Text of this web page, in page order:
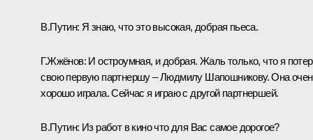
В.Путин: Я знаю, что это высокая, добрая пьеса.
Г.Жжёнов: И остроумная, и добрая. Жаль только, что я
свою первую партнершу – Людмилу Шапошникову. Она
хорошо играла. Сейчас я играю с другой партнершей.
В.Путин: Из работ в кино что для Вас самое дорогое?